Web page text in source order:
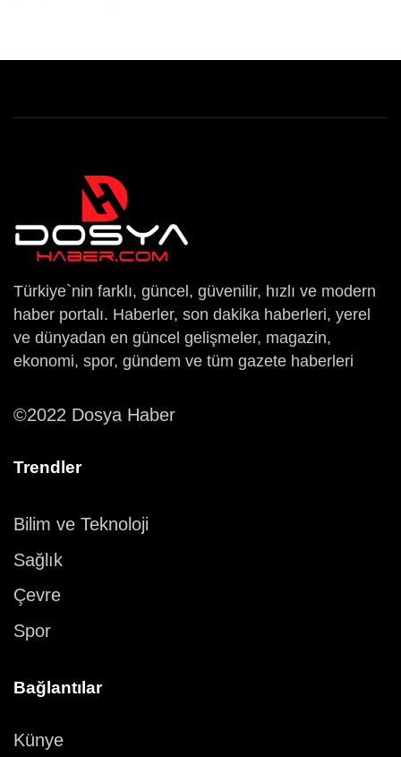
Türkiye`nin farklı, güncel, güvenilir, hızlı ve modern
haber portalı. Haberler, son dakika haberleri, yerel
ve dünyadan en güncel gelişmeler, magazin,
ekonomi, spor, gündem ve tüm gazete haberleri
©2022 Dosya Haber
Trendler
Bilim ve Teknoloji
Sağlık
Çevre
Spor
Bağlantılar
Künye